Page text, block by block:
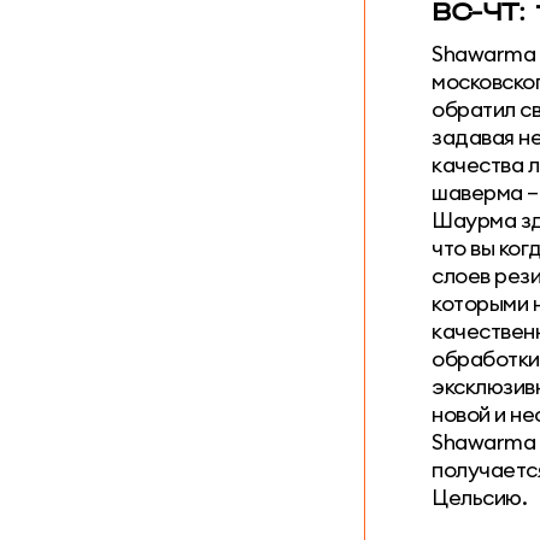
ВС-ЧТ:
Shawarma
обратил
задавая
качества
шаверма –
Шаурма
что вы
слоев
которыми
новой и
Shawarma
Цельсию.